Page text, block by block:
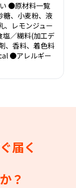
●原材料一覧
糖、小麦粉、液
、レモンジュー
塩／糊料(加工デ
、香料、着色料
●アレルギー
届く
？